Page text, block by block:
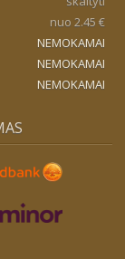
nuo 2.45 €
NEMOKAMAI
NEMOKAMAI
NEMOKAMAI